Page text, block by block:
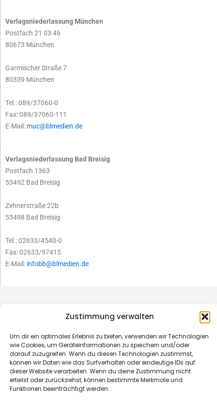
Zustimmung verwalten
Um dir ein optimales Erlebnis zu bieten, verwenden wir Technologien
wie Cookies, um Geräteinformationen zu speichern und/oder
darauf zuzugreifen. Wenn du diesen Technologien zustimmst,
können wir Daten wie das Surfverhalten oder eindeutige IDs auf
dieser Website verarbeiten. Wenn du deine Zustimmung nicht
erteilst oder zurückziehst, können bestimmte Merkmale und
Funktionen beeinträchtigt werden.
Verlagsniederlassung München
Postfach 21 03 46
80673 München
Garmischer Straße 7
80339 München
Tel.: 089/37060-0
Fax: 089/37060-111
E-Mail: muc@blmedien.de
Verlagsniederlassung Bad Breisig
Postfach 1363
53492 Bad Breisig
Zehnerstraße 22b
53498 Bad Breisig
Tel.: 02633/4540-0
Fax: 02633/97415
E-Mail: infobb@blmedien.de
© B&L MedienGesellschaft mbH & Co. KG